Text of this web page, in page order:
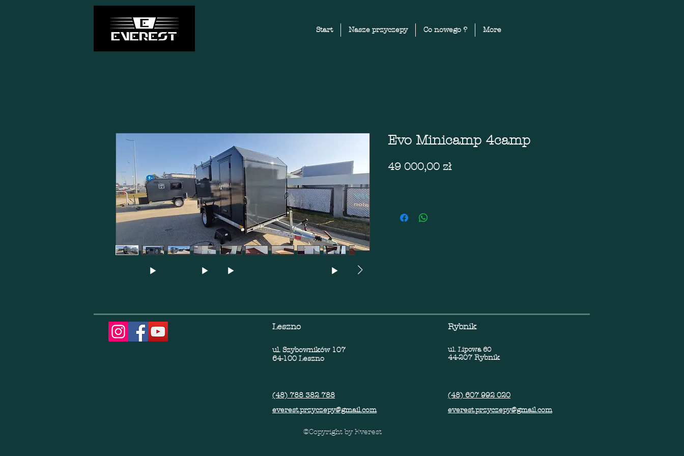
Start Nasze przyczepy Co nowego ? More
Evo Minicamp 4camp
49 000,00 złCena
Leszno
ul. Szybowników 107
64-100 Leszno
(48) 788 382 788
everest.przyczepy@gmail.com
Rybnik
ul. Lipowa 60
44-207 Rybnik
(48) 607 992 020
everest.przyczepy@gmail.com
©Copyright by Everest